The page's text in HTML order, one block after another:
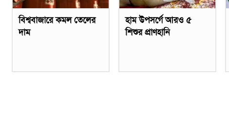
বিশ্ববাজারে কমল তেলের
দাম
হাম উপসর্গে আরও ৫
শিশুর প্রাণহানি